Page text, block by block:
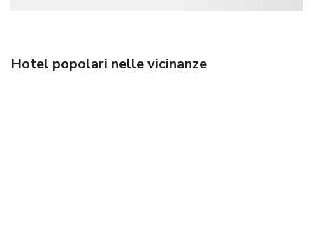
Hotel popolari nelle vicinanze